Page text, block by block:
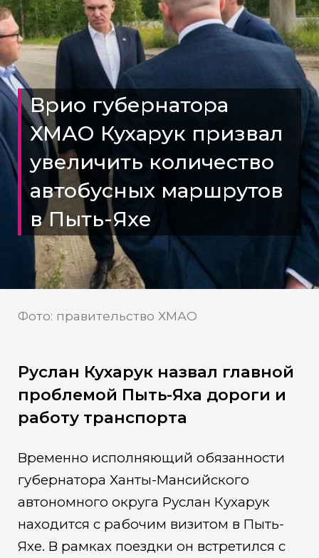
Врио губернатора
ХМАО Кухарук призвал
увеличить количество
автобусных маршрутов
в Пыть-Яхе
Фото: правительство ХМАО
Руслан Кухарук назвал главной
проблемой Пыть-Яха дороги и
работу транспорта
Временно исполняющий обязанности
губернатора Ханты-Мансийского
автономного округа Руслан Кухарук
находится с рабочим визитом в Пыть-
Яхе. В рамках поездки он встретился с